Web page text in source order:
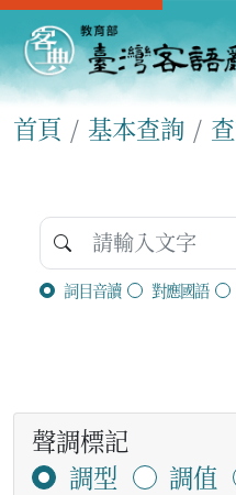
首頁 基本查詢
詞目音讀 對應國語
聲調標記
調型
調值